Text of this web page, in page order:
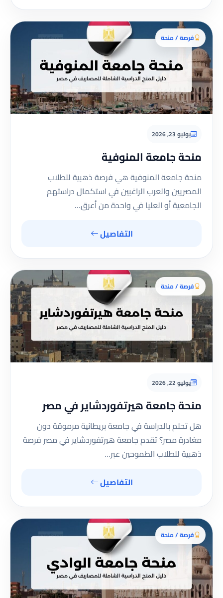
فرصة / منحة
يوليو 23, 2026
منحة جامعة المنوفية
منحة جامعة المنوفية هي فرصة ذهبية للطلاب
المصريين والعرب الراغبين في استكمال دراستهم
الجامعية أو العليا في واحدة من أعرق…
التفاصيل
فرصة / منحة
يوليو 22, 2026
منحة جامعة هيرتفوردشاير في مصر
هل تحلم بالدراسة في جامعة بريطانية مرموقة دون
مغادرة مصر؟ تقدم جامعة هيرتفوردشاير في مصر فرصة
ذهبية للطلاب الطموحين عبر…
التفاصيل
فرصة / منحة